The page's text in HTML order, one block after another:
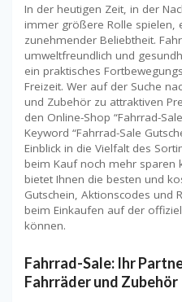
In der heutigen Zeit, in der
immer größere Rolle spielen,
zunehmender Beliebtheit.
umweltfreundlich und
ein praktisches
Freizeit. Wer auf der Suche
und Zubehör zu attraktiven
den Online-Shop “Fahrrad-
Keyword “Fahrrad-Sale
Einblick in die Vielfalt des
beim Kauf noch mehr sparen
bietet Ihnen die besten und
Gutschein, Aktionscodes und
beim Einkaufen auf der
können.
Fahrrad-Sale: Ihr
Fahrräder und Zubehör